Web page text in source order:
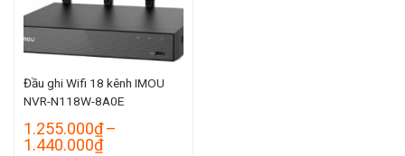
Đầu ghi Wifi 18 kênh IMOU
NVR-N118W-8A0E
1.255.000₫ –
1.440.000₫Khoảng